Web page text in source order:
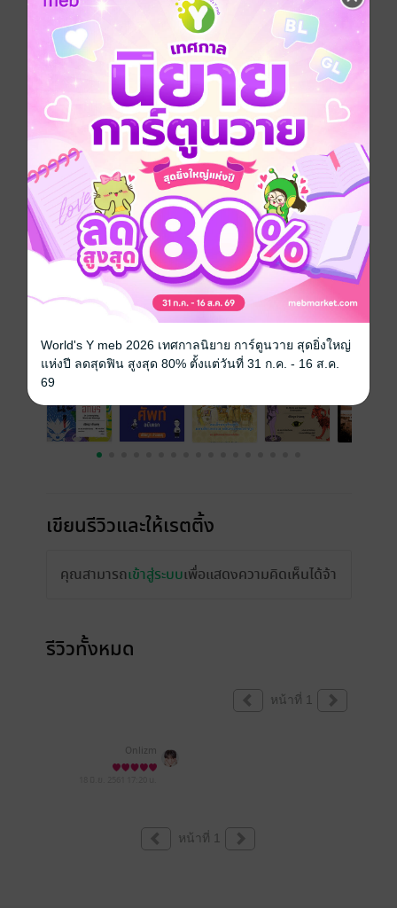
การเรียนรู้ในเรื่องราวและวิชาการสาขาต่างๆ โดยกว้าง
ขวาง เป็นเหตุให้เกิดความรู้ ความคิด และความฉลาด ซึ่ง
เป็นปัจจัยสำคัญที่สุดสำหรับชีวิต ช่วยให้บุคคลสามารถ
สร้างประโยชน์สุข สร้างความเจริญ มั่นคงให้เเก่ตนเอง
ทั้งแก่สังคมและบ้านเมือง อันเป็นที่พึ่งอาศัยได้ ทุกคนจึง
ควรมีโอกาสที่จะศึกษาหาความรู้ ได้ตามความประสงค์
และกำลังความสามารถโดยทั่วกัน
ประเภทไฟล์ pdf
วันที่วางขาย 18 มิถุนายน 2561
ความยาว 394 หน้า
ราคาปก 300 บาท (ประหยัด 18%)
เรื่องที่คุณน่าจะสนใจ
เขียนรีวิวและให้เรตติ้ง
คุณสามารถเข้าสู่ระบบเพื่อแสดงความคิดเห็นได้จ้า
รีวิวทั้งหมด
หน้าที่ 1
Onlizm
หน้าที่ 1
World's Y meb 2026 เทศกาลนิยาย การ์ตูนวาย สุดยิ่งใหญ่
แห่งปี ลดสุดฟิน สูงสุด 80% ตั้งแต่วันที่ 31 ก.ค. - 16 ส.ค.
69